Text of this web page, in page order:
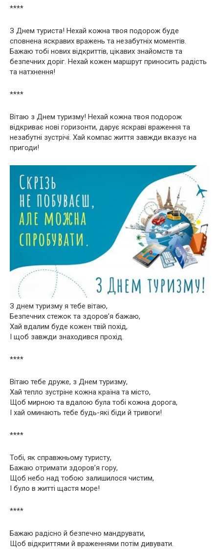
****
З Днем туриста! Нехай кожна твоя подорож буде
сповнена яскравих вражень та незабутніх моментів.
Бажаю тобі нових відкриттів, цікавих знайомств та
безпечних доріг. Нехай кожен маршрут приносить радість
та натхнення!
****
Вітаю з Днем туризму! Нехай кожна твоя подорож
відкриває нові горизонти, дарує яскраві враження та
незабутні зустрічі. Хай компас життя завжди вказує на
пригоди!
З днем туризму я тебе вітаю,
Безпечних стежок та здоров’я бажаю,
Хай вдалим буде кожен твій похід,
І щоб завжди знаходився прохід.
****
Вітаю тебе друже, з Днем туризму,
Хай тепло зустріне кожна країна та місто,
Щоб мирною та вдалою була тобі кожна дорога,
І хай оминають тебе будь-які біди й тривоги!
****
Тобі, як справжньому туристу,
Бажаю отримати здоров’я гору,
Щоб небо над тобою залишилося чистим,
І було в житті щастя море!
****
Бажаю радісно й безпечно мандрувати,
Щоб відкриттями й враженнями потім дивувати.